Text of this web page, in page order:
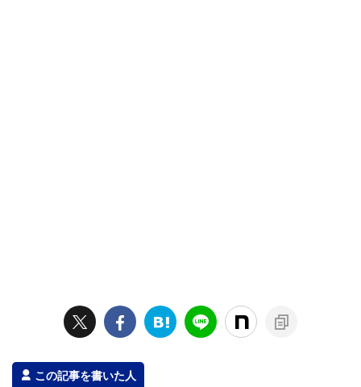
この記事を書いた人